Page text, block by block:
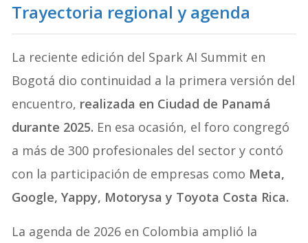
Trayectoria regional y agenda
La reciente edición del Spark AI Summit en
Bogotá dio continuidad a la primera versión del
encuentro, realizada en Ciudad de Panamá
durante 2025. En esa ocasión, el foro congregó
a más de 300 profesionales del sector y contó
con la participación de empresas como Meta,
Google, Yappy, Motorysa y Toyota Costa Rica.
La agenda de 2026 en Colombia amplió la